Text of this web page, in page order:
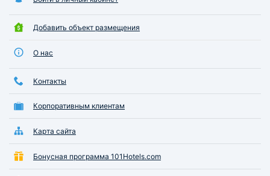
Добавить объект размещения
О нас
Контакты
Корпоративным клиентам
Карта сайта
Бонусная программа 101Hotels.com